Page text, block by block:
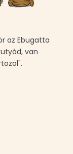
az Ebugatta
van